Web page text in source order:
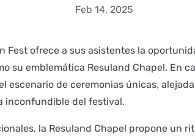
Feb 14, 2025
Fest ofrece a sus asistentes la
su emblemática Resuland Chapel. En
escenario de ceremonias únicas,
inconfundible del festival.
la Resuland Chapel propone un